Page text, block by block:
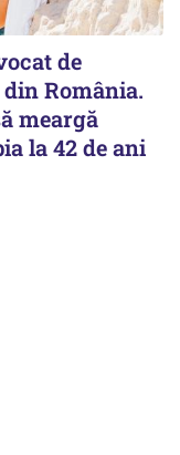
de
România.
meargă
la 42 de ani